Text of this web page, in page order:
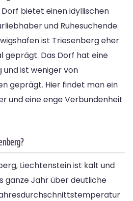
bietet einen idyllischen
und Ruhesuchende.
ist Triesenberg eher
geprägt. Das Dorf hat eine
und ist weniger von
geprägt. Hier findet man ein
und eine enge Verbundenheit
Liechtenstein ist kalt und
ganze Jahr über deutliche